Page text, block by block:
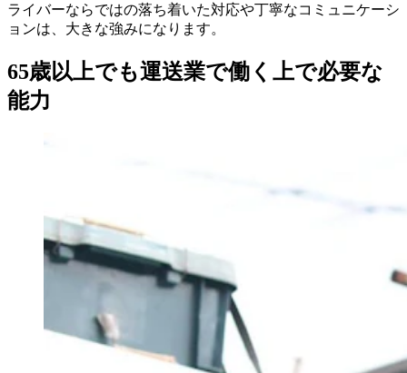
ライバーならではの落ち着いた対応や丁寧なコミュニケーシ
ョンは、大きな強みになります。
65歳以上でも運送業で働く上で必要な
能力